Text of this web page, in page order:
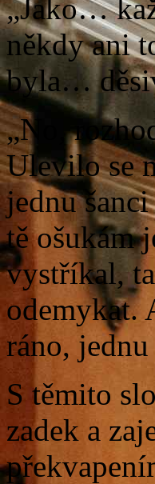
„Jako…
někdy ani
byla…
„No,
Ulevilo se
jednu
tě ošukám
vystříkal,
odemykat.
ráno,
S těmito
zadek a